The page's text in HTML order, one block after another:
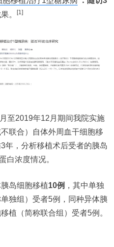
。 [1]
至2019年12月期间我院实施
联合）自体外周血干细胞移
年，分析移植术后受者的胰岛
白浓度情况。
岛细胞移植10例 ，其中单独
独组）受者5例，同种异体胰
植（简称联合组）受者5例。